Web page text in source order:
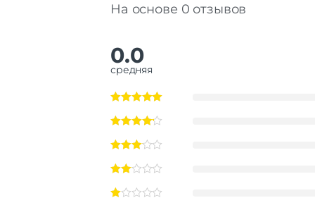
На основе 0 отзывов
0.0
средняя